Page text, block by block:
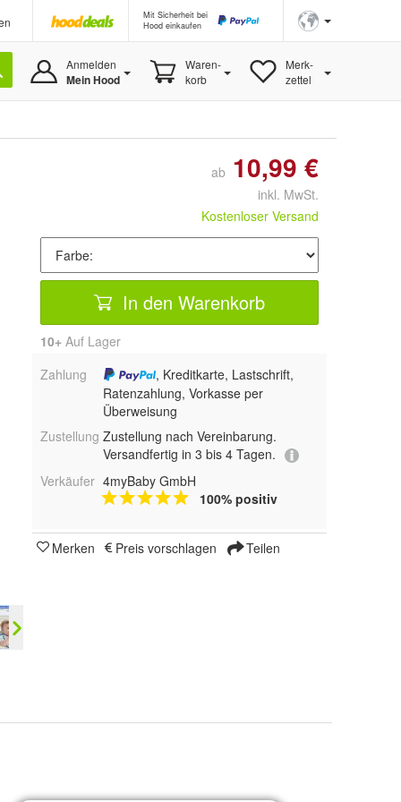
Mit Sicherheit bei
Hood einkaufen
Anmelden
Mein Hood
Waren-
korb
Merk-
zettel
ab 10,99 €
inkl. MwSt.
Kostenloser Versand
In den Warenkorb
10+ Auf Lager
Zahlung
, Kreditkarte, Lastschrift,
Ratenzahlung, Vorkasse per
Überweisung
Zustellung Zustellung nach Vereinbarung.
Versandfertig in 3 bis 4 Tagen.
Verkäufer 4myBaby GmbH
100% positiv
Merken Preis vorschlagen Teilen